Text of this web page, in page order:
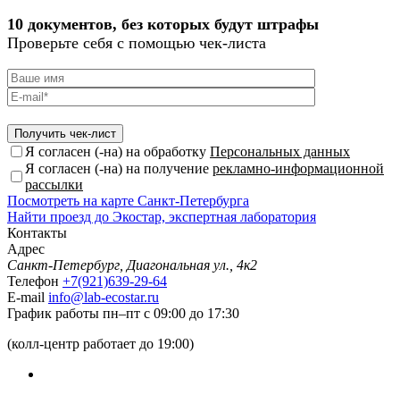
10 документов, без которых будут штрафы
Проверьте себя с помощью чек-листа
Я согласен (-на) на обработку Персональных данных
Я согласен (-на) на получение рекламно-информационной
рассылки
Посмотреть на карте Санкт-Петербурга
Найти проезд до Экостар, экспертная лаборатория
Контакты
Адрес
Санкт-Петербург, Диагональная ул., 4к2
Телефон +7(921)639-29-64
E-mail info@lab-ecostar.ru
График работы пн–пт с 09:00 до 17:30
(колл-центр работает до 19:00)